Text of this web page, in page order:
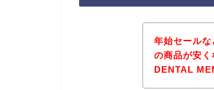
年始セール
の商品が安
DENTAL